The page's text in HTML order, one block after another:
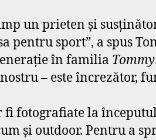
un prieten şi
pentru sport”, a spus
în familia Tommy
– este încrezător,
fotografiate la
şi outdoor. Pentru a